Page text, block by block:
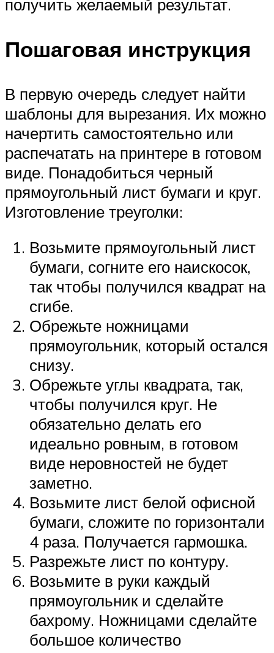
получить желаемый результат.
Пошаговая инструкция
В первую очередь следует найти
шаблоны для вырезания. Их можно
начертить самостоятельно или
распечатать на принтере в готовом
виде. Понадобиться черный
прямоугольный лист бумаги и круг.
Изготовление треуголки:
Возьмите прямоугольный лист
бумаги, согните его наискосок,
так чтобы получился квадрат на
сгибе.
Обрежьте ножницами
прямоугольник, который остался
снизу.
Обрежьте углы квадрата, так,
чтобы получился круг. Не
обязательно делать его
идеально ровным, в готовом
виде неровностей не будет
заметно.
Возьмите лист белой офисной
бумаги, сложите по горизонтали
4 раза. Получается гармошка.
Разрежьте лист по контуру.
Возьмите в руки каждый
прямоугольник и сделайте
бахрому. Ножницами сделайте
большое количество